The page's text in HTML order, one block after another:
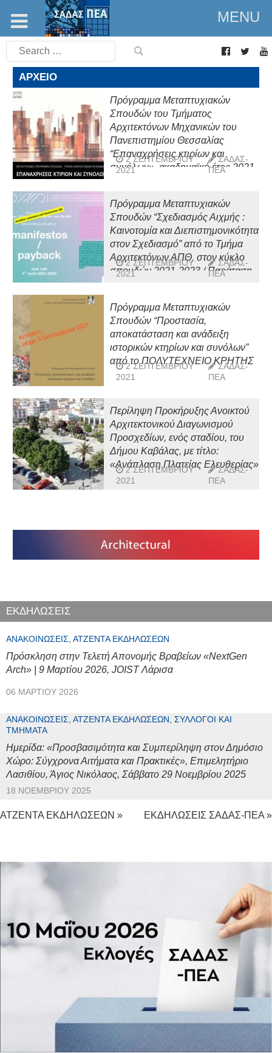
MENU
Search
for:
ΑΡΧΕΊΟ
Πρόγραμμα Μεταπτυχιακών
Σπουδών του Τμήματος
Αρχιτεκτόνων Μηχανικών του
Πανεπιστημίου Θεσσαλίας
“Επαναχρήσεις κτιρίων και
συνόλων», ακαδημαϊκό έτος 2021-
2 ΣΕΠΤΕΜΒΡΊΟΥ
2021
ΣΑΔΑΣ-
ΠΕΑ
Πρόγραμμα Μεταπτυχιακών
Σπουδών “Σχεδιασμός Αιχμής :
Καινοτομία και Διεπιστημονικότητα
στον Σχεδιασμό” από το Τμήμα
Αρχιτεκτόνων ΑΠΘ, στον κύκλο
σπουδών 2021-2023 / Παράταση
2 ΣΕΠΤΕΜΒΡΊΟΥ
2021
ΣΑΔΑΣ-
ΠΕΑ
Πρόγραμμα Μεταπτυχιακών
Σπουδών “Προστασία,
αποκατάσταση και ανάδειξη
ιστορικών κτηρίων και συνόλων”
από το ΠΟΛΥΤΕΧΝΕΙΟ ΚΡΗΤΗΣ
2 ΣΕΠΤΕΜΒΡΊΟΥ
2021
ΣΑΔΑΣ-
ΠΕΑ
Περίληψη Προκήρυξης Ανοικτού
Αρχιτεκτονικού Διαγωνισμού
Προσχεδίων, ενός σταδίου, του
Δήμου Καβάλας, με τίτλο:
«Ανάπλαση Πλατείας Ελευθερίας»
2 ΣΕΠΤΕΜΒΡΊΟΥ
2021
ΣΑΔΑΣ-
ΠΕΑ
ΕΚΔΗΛΩΣΕΙΣ
ΑΝΑΚΟΙΝΏΣΕΙΣ, ΑΤΖΈΝΤΑ ΕΚΔΗΛΏΣΕΩΝ
Πρόσκληση στην Τελετή Απονομής Βραβείων «NextGen
Arch» | 9 Μαρτίου 2026, JOIST Λάρισα
06 ΜΑΡΤΊΟΥ 2026
ΑΝΑΚΟΙΝΏΣΕΙΣ, ΑΤΖΈΝΤΑ ΕΚΔΗΛΏΣΕΩΝ, ΣΎΛΛΟΓΟΙ ΚΑΙ
ΤΜΉΜΑΤΑ
Ημερίδα: «Προσβασιμότητα και Συμπερίληψη στον Δημόσιο
Χώρο: Σύγχρονα Αιτήματα και Πρακτικές», Επιμελητήριο
Λασιθίου, Άγιος Νικόλαος, Σάββατο 29 Νοεμβρίου 2025
18 ΝΟΕΜΒΡΊΟΥ 2025
ΑΤΖΕΝΤΑ ΕΚΔΗΛΩΣΕΩΝ » ΕΚΔΗΛΩΣΕΙΣ ΣΑΔΑΣ-ΠΕΑ »